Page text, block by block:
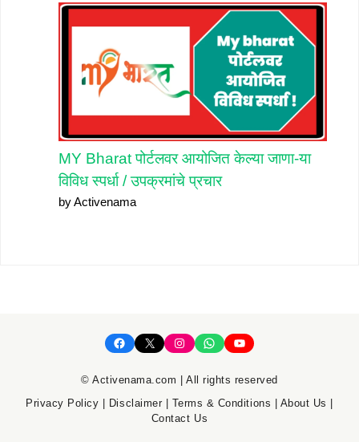
MY Bharat पोर्टलवर आयोजित केल्या जाणा-या
विविध स्पर्धा / उपक्रमांचे प्रचार
by Activenama
Facebook
X InstagramWhatsAppYouTube
© Activenama.com | All rights reserved
Privacy Policy
Disclaimer Terms & Conditions About Us
Contact Us